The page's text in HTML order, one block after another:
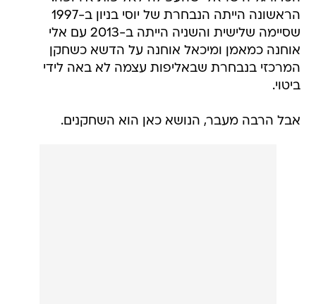
הראשונה הייתה הנבחרת של יוסי בניון ב-1997
שסיימה שלישית והשניה הייתה ב-2013 עם אלי
אוחנה כמאמן ומיכאל אוחנה על הדשא כשחקן
המרכזי בנבחרת שבאליפות עצמה לא באה לידי
ביטוי.
אבל הרבה מעבר, הנושא כאן הוא השחקנים.